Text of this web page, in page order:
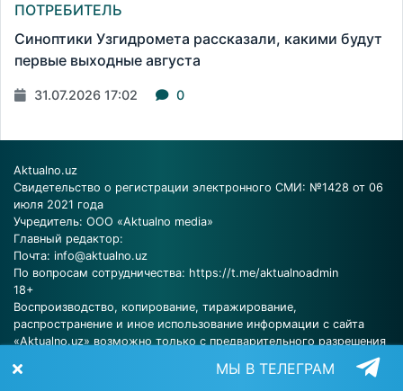
ПОТРЕБИТЕЛЬ
Синоптики Узгидромета рассказали, какими будут
первые выходные августа
31.07.2026 17:02 0
Aktualno.uz
Свидетельство о регистрации электронного СМИ: №1428 от 06
июля 2021 года
Учредитель: ООО «Aktualno media»
Главный редактор:
Почта: info@aktualno.uz
По вопросам сотрудничества: https://t.me/aktualnoadmin
18+
Воспроизводство, копирование, тиражирование,
распространение и иное использование информации с сайта
«Aktualno.uz» возможно только с предварительного разрешения
МЫ В ТЕЛЕГРАМ